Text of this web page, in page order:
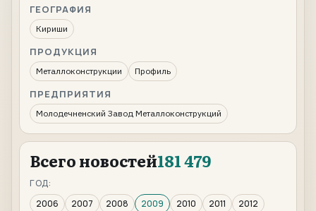
ГЕОГРАФИЯ
Кириши
ПРОДУКЦИЯ
Металлоконструкции Профиль
ПРЕДПРИЯТИЯ
Молодечненский Завод Металлоконструкций
Всего новостей181 479
ГОД:
2006
2007 2008 2009 2010 2011
2012